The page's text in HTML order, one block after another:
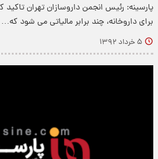
پارسینه: رئیس انجمن داروسازان تهران تاکید
برای داروخانه، چند برابر مالیاتی می شود که…
۵ خرداد ۱۳۹۲